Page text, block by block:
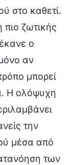
στο καθετί.
πιο ζωτικής
ο
αν
μπορεί
Η ολόψυχη
την
μέσα από
των